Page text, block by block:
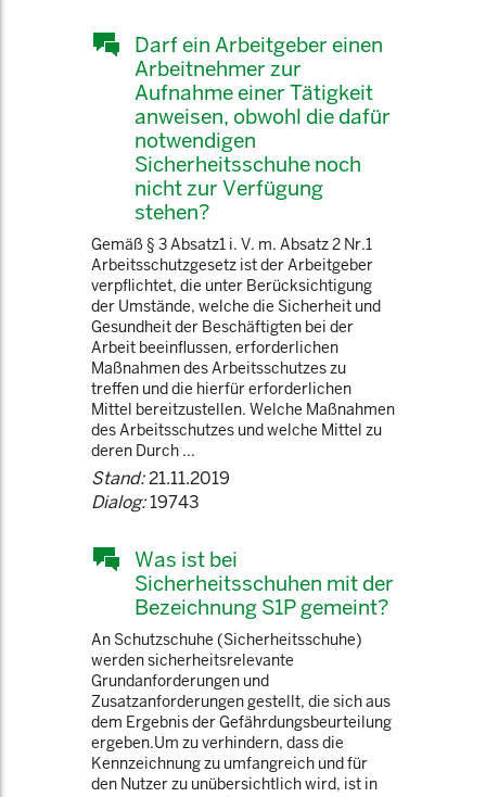
Darf ein Arbeitgeber einen
Arbeitnehmer zur
Aufnahme einer Tätigkeit
anweisen, obwohl die dafür
notwendigen
Sicherheitsschuhe noch
nicht zur Verfügung
stehen?
Gemäß § 3 Absatz1 i. V. m. Absatz 2 Nr.1
Arbeitsschutzgesetz ist der Arbeitgeber
verpflichtet, die unter Berücksichtigung
der Umstände, welche die Sicherheit und
Gesundheit der Beschäftigten bei der
Arbeit beeinflussen, erforderlichen
Maßnahmen des Arbeitsschutzes zu
treffen und die hierfür erforderlichen
Mittel bereitzustellen. Welche Maßnahmen
des Arbeitsschutzes und welche Mittel zu
deren Durch ...
Stand:21.11.2019
Dialog:19743
Was ist bei
Sicherheitsschuhen mit der
Bezeichnung S1P gemeint?
An Schutzschuhe (Sicherheitsschuhe)
werden sicherheitsrelevante
Grundanforderungen und
Zusatzanforderungen gestellt, die sich aus
dem Ergebnis der Gefährdungsbeurteilung
ergeben.Um zu verhindern, dass die
Kennzeichnung zu umfangreich und für
den Nutzer zu unübersichtlich wird, ist in